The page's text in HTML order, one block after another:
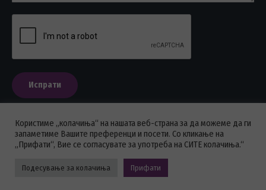
Испрати
ПОЛИТИКА НА ПРИВАТНОСТ
Стоматолошка комора на Македонија © 2026 - Сите права се
Користиме „колачиња“ на нашата веб-страна за да можеме да ги
запаметиме Вашите преференци и посети. Со кликање на
„Прифати“, Вие се согласувате за употреба на СИТЕ колачиња.“
Подесување за колачиња Прифати